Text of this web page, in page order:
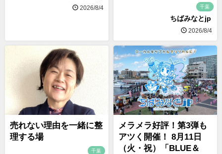
2026/8/4 千葉
ちばみなとjp
2026/8/4
売れない理由を一緒に整
理する場
千葉
メラメラ好評！第3弾も
アツく開催！ 8月11日
（火・祝）「BLUE＆